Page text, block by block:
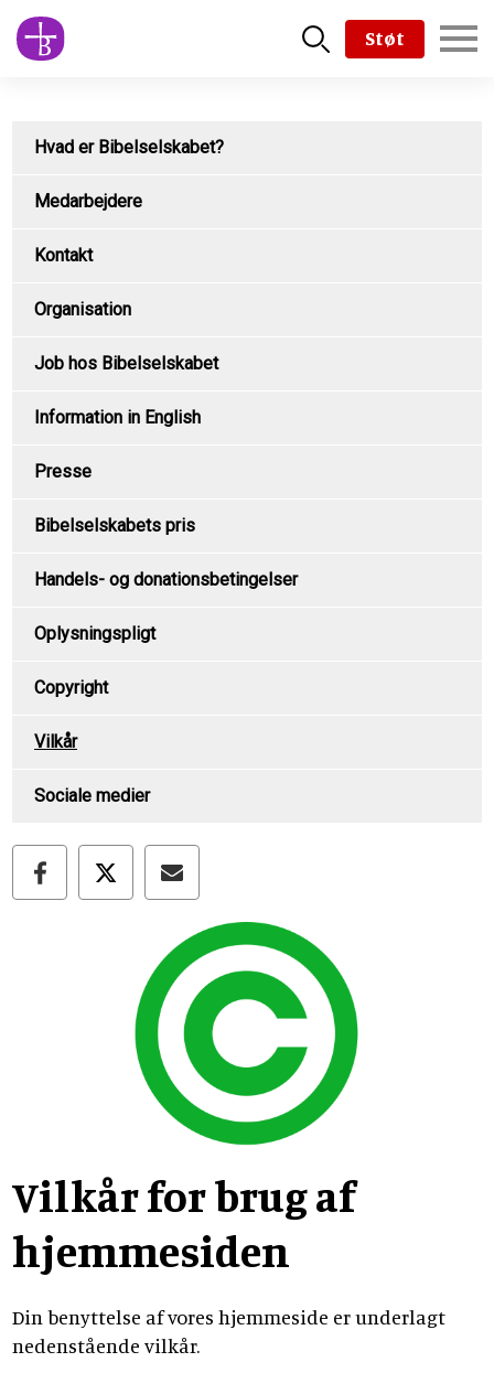
Skip
to
Støt
Subpage
type
Hvad er Bibelselskabet?
Medarbejdere
Kontakt
Organisation
Job hos Bibelselskabet
Information in English
Presse
Bibelselskabets pris
Handels- og donationsbetingelser
Oplysningspligt
Copyright
Vilkår
Sociale medier
Vilkår for brug af
hjemmesiden
Din benyttelse af vores hjemmeside er underlagt
nedenstående vilkår.